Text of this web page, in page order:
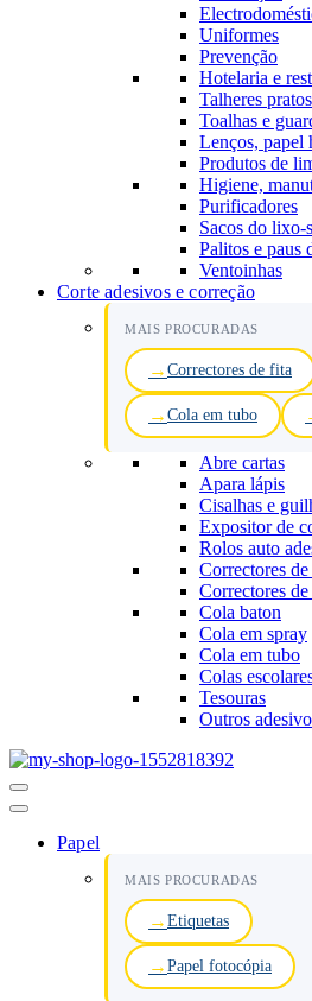
Uniformes
Prevenção
Hotelaria e
Talheres
Toalhas e
Lenços, papel
Produtos de
Higiene,
Purificadores
Sacos do lixo-
Palitos e paus
Ventoinhas
Corte adesivos e correção
MAIS PROCURADAS
Correctores de fita
Cola em tubo
Abre cartas
Apara lápis
Cisalhas e
Expositor de
Rolos auto
Correctores
Correctores
Cola baton
Cola em spray
Cola em tubo
Colas
Tesouras
Outros
Menu
de
Papel
MAIS PROCURADAS
Etiquetas
Papel fotocópia